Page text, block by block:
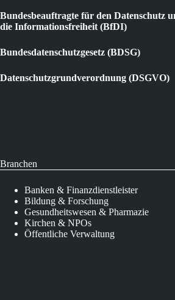
Bundesbeauftragte für den Datenschutz
die Informationsfreiheit (BfDI)
Bundesdatenschutzgesetz (BDSG)
Datenschutzgrundverordnung (DSGVO)
Branchen
Banken & Finanzdienstleister
Bildung & Forschung
Gesundheitswesen & Pharmazie
Kirchen & NPOs
Öffentliche Verwaltung